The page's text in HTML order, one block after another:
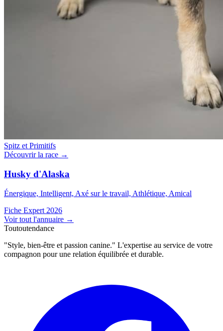
Spitz et Primitifs
Découvrir la race →
Husky d'Alaska
Énergique, Intelligent, Axé sur le travail, Athlétique, Amical
Fiche Expert 2026
Voir tout l'annuaire →
Toutoutendance
"Style, bien-être et passion canine." L'expertise au service de votre
compagnon pour une relation équilibrée et durable.